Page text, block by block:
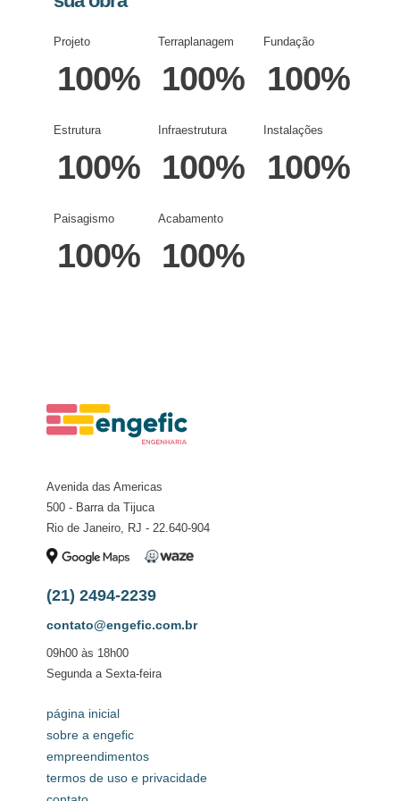
Projeto
100%
Terraplanagem
100%
Fundação
100%
Estrutura
100%
Infraestrutura
100%
Instalações
100%
Paisagismo
100%
Acabamento
100%
Avenida das Americas
500 - Barra da Tijuca
Rio de Janeiro, RJ - 22.640-904
(21) 2494-2239
contato@engefic.com.br
09h00 às 18h00
Segunda a Sexta-feira
página inicial
sobre a engefic
empreendimentos
termos de uso e privacidade